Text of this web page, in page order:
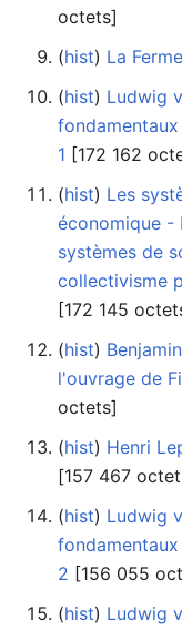
octets]
(hist) ‎ La
(hist) ‎ Ludwig
1 ‎[172 162
(hist) ‎ Les
économique -
systèmes de
collectivisme
‎[172 145
(hist) ‎
l'ouvrage de
octets]
(hist) ‎ Henri
‎[157 467
(hist) ‎ Ludwig
2 ‎[156 055
(hist) ‎ Ludwig